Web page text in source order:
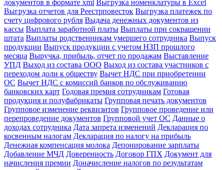
документов в формате xml Выгрузка номенклатуры в Excel
Выгрузка отчетов для Реестрповесток Выгрузка платежек по
счету цифрового рубля Выдача денежных документов из
кассы Выплата заработной платы Выплаты при сокращении
штата Выплаты родственникам умершего сотрудника Выпуск
продукции Выпуск продукции с учетом НЗП прошлого
месяца Выручка, прибыль, отчет по продажам Выставление
УПД Выход из состава ООО Выход из состава участников с
переходом доли к обществу Вычет НДС при приобретении
ОС Вычет НДС с комиссий банков по обслуживанию
банковских карт Годовая премия сотрудникам Готовая
продукция и полуфабрикаты Групповая печать документов
Групповое изменение реквизитов Групповое проведение или
перепроведение документов Групповой учет ОС Данные о
доходах сотрудника Дата запрета изменений Декларация по
косвенным налогам Декларация по налогу на прибыль
Денежная компенсация молока Депонирование зарплаты
Добавление МЧД Доверенность Договор ГПХ Документ для
начисления премии Доначисление налогов по результатам